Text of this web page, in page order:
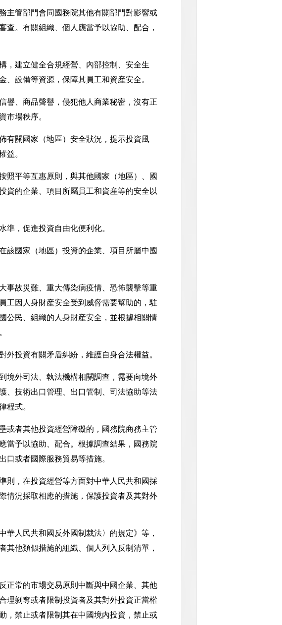
主管部門會同國務院其他有關部門對影響或
。有關組織、個人應當予以協助、配合，
，建立健全合規經營、內部控制、安全生
設備等資源，保障其員工和資産安全。
譽、商品聲譽，侵犯他人商業秘密，沒有正
市場秩序。
有關國家（地區）安全狀況，提示投資風
益。
平等互惠原則，與其他國家（地區）、國
資的企業、項目所屬員工和資産等的安全以
，促進投資自由化便利化。
國家（地區）投資的企業、項目所屬中國
故災難、重大傳染病疫情、恐怖襲擊等重
工因人身財産安全受到威脅需要幫助的，駐
公民、組織的人身財産安全，並根據相關情
投資有關矛盾糾紛，維護自身合法權益。
境外司法、執法機構相關調查，需要向境外
、技術出口管理、出口管制、司法協助等法
程式。
或者其他投資經營障礙的，國務院商務主管
當予以協助、配合。根據調查結果，國務院
口或者國際服務貿易等措施。
則，在投資經營等方面對中華人民共和國採
情況採取相應的措施，保護投資者及其對外
人民共和國反外國制裁法〉的規定》等，
他類似措施的組織、個人列入反制清單，
正常的市場交易原則中斷與中國企業、其他
理剝奪或者限制投資者及其對外投資正當權
，禁止或者限制其在中國境內投資，禁止或